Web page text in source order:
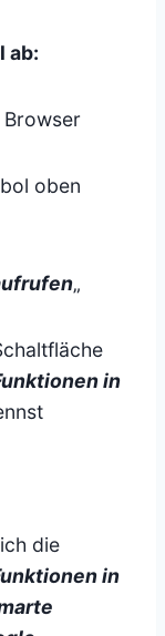
ab:
Browser
oben
„
in
die
in